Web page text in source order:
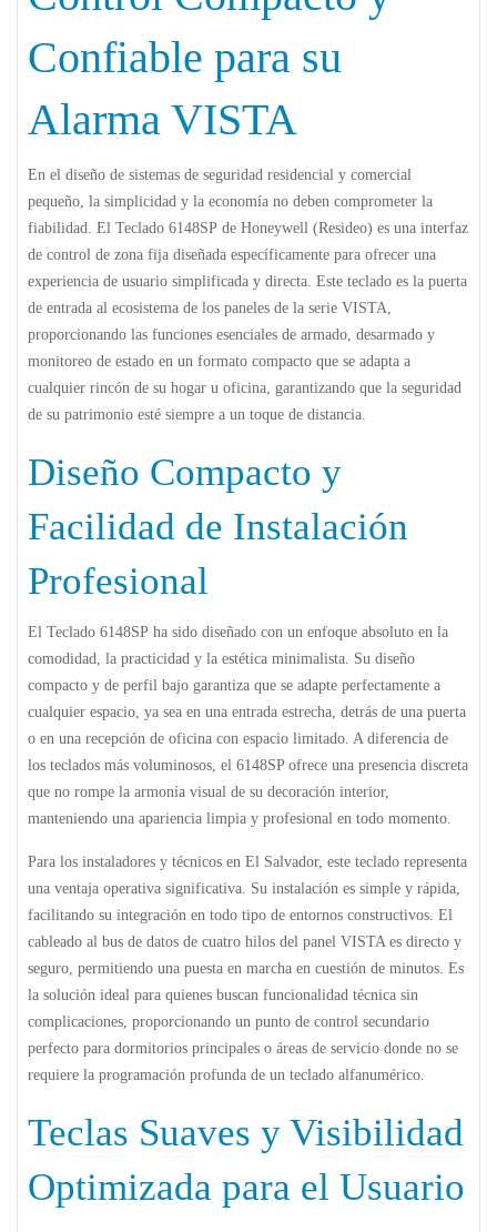
Confiable para su
Alarma VISTA
En el diseño de sistemas de seguridad residencial y comercial
pequeño, la simplicidad y la economía no deben comprometer la
fiabilidad. El Teclado 6148SP de Honeywell (Resideo) es una interfaz
de control de zona fija diseñada específicamente para ofrecer una
experiencia de usuario simplificada y directa. Este teclado es la puerta
de entrada al ecosistema de los paneles de la serie VISTA,
proporcionando las funciones esenciales de armado, desarmado y
monitoreo de estado en un formato compacto que se adapta a
cualquier rincón de su hogar u oficina, garantizando que la seguridad
de su patrimonio esté siempre a un toque de distancia.
Diseño Compacto y
Facilidad de Instalación
Profesional
El Teclado 6148SP ha sido diseñado con un enfoque absoluto en la
comodidad, la practicidad y la estética minimalista. Su diseño
compacto y de perfil bajo garantiza que se adapte perfectamente a
cualquier espacio, ya sea en una entrada estrecha, detrás de una puerta
o en una recepción de oficina con espacio limitado. A diferencia de
los teclados más voluminosos, el 6148SP ofrece una presencia discreta
que no rompe la armonía visual de su decoración interior,
manteniendo una apariencia limpia y profesional en todo momento.
Para los instaladores y técnicos en El Salvador, este teclado representa
una ventaja operativa significativa. Su instalación es simple y rápida,
facilitando su integración en todo tipo de entornos constructivos. El
cableado al bus de datos de cuatro hilos del panel VISTA es directo y
seguro, permitiendo una puesta en marcha en cuestión de minutos. Es
la solución ideal para quienes buscan funcionalidad técnica sin
complicaciones, proporcionando un punto de control secundario
perfecto para dormitorios principales o áreas de servicio donde no se
requiere la programación profunda de un teclado alfanumérico.
Teclas Suaves y Visibilidad
Optimizada para el Usuario